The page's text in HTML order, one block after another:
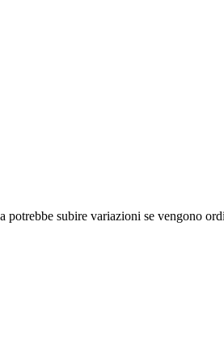
potrebbe subire variazioni se vengono